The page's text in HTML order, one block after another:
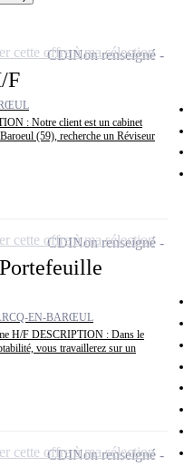
F
: Notre client est un cabinet
(59), recherche un Réviseur
CDINon renseigné
cette offre à ma sélection
EN-BARŒUL
H/F DESCRIPTION : Dans le
vous travaillerez sur un
CDINon renseigné
cette offre à ma sélection
CDINon renseigné
cette offre à ma sélection